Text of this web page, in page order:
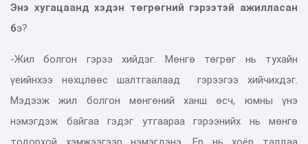
Энэ хугацаанд хэдэн төгрөгний гэрээтэй ажилласан
бэ?
-Жил болгон гэрээ хийдэг. Мөнгө төгрөг нь тухайн
үеийнхээ нөхцлөөс шалтгаалаад гэрээгээ хийчихдэг.
Мэдээж жил болгон мөнгөний ханш өсч, юмны үнэ
нэмэгдэж байгаа гэдэг утгаараа гэрээнийх нь мөнгө